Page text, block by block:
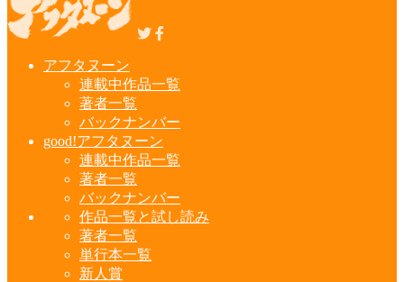
アフタヌーン
連載中作品一覧
著者一覧
バックナンバー
good!アフタヌーン
連載中作品一覧
著者一覧
バックナンバー
作品一覧と試し読み
著者一覧
単行本一覧
新人賞